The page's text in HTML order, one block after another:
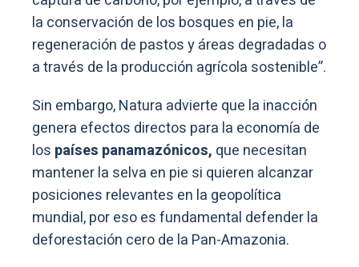
la conservación de los bosques en pie, la
regeneración de pastos y áreas degradadas o
a través de la producción agrícola sostenible”.
Sin embargo, Natura advierte que la inacción
genera efectos directos para la economía de
los países panamazónicos, que necesitan
mantener la selva en pie si quieren alcanzar
posiciones relevantes en la geopolítica
mundial, por eso es fundamental defender la
deforestación cero de la Pan-Amazonia.